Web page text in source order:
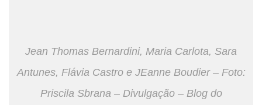
Jean Thomas Bernardini, Maria Carlota, Sara
Antunes, Flávia Castro e JEanne Boudier – Foto:
Priscila Sbrana – Divulgação – Blog do